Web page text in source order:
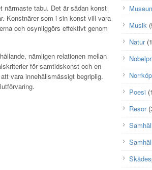
närmaste tabu. Det är sådan konst
Konstnärer som i sin konst vill vara
och osynliggörs effektivt genom
nämligen relationen mellan
för samtidskonst och en
vara innehållsmässigt begriplig.
Musik
Natur
Poesi
Resor